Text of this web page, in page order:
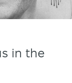
in the